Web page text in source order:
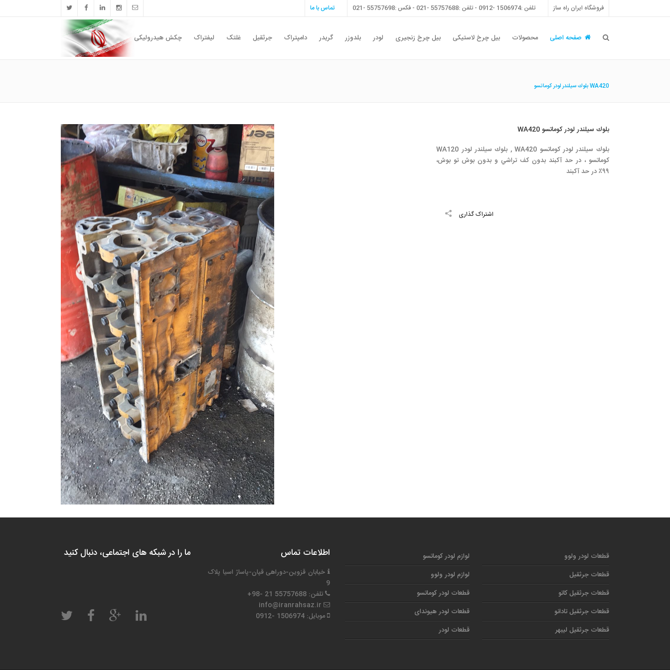
تماس با ما تلفن :1506974 -0912 - تلفن :55757688 -021 - فکس :55757698 -021 فروشگاه ایران راه ساز
چکش هیدرولیکی لیفتراک غلتک جرثقیل دامپتراک گریدر بلدوزر لودر بیل چرخ زنجیری بیل چرخ لاستیکی محصولات صفحه اصلی
بلوك سيلندر لودر كوماتسو WA420
بلوك سيلندر لودر كوماتسو WA420
بلوك سيلندر لودر كوماتسو WA420 , بلوك سيلندر لودر WA120
كوماتسو ، در حد آكبند بدون كف تراشي و بدون بوش تو بوش،
٩٩٪؜ در حد آكبند
اشتراک گذاری
ما را در شبکه های اجتماعی، دنبال کنید اطلاعات تماس
خیابان قزوین-دوراهی قپان-پاساژ اسیا پلاک
9
تلفن: 55757688 21 -98+
موبایل: 1506974 -0912
لوازم لودر کوماتسو
لوازم لودر ولوو
قطعات لودر کوماتسو
قطعات لودر هیوندای
قطعات لودر
قطعات لودر ولوو
قطعات جرثقیل
قطعات جرثقیل کاتو
قطعات جرثقیل تادانو
قطعات جرثقیل لیبهر